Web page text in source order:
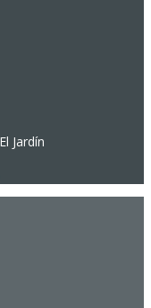
Jardín